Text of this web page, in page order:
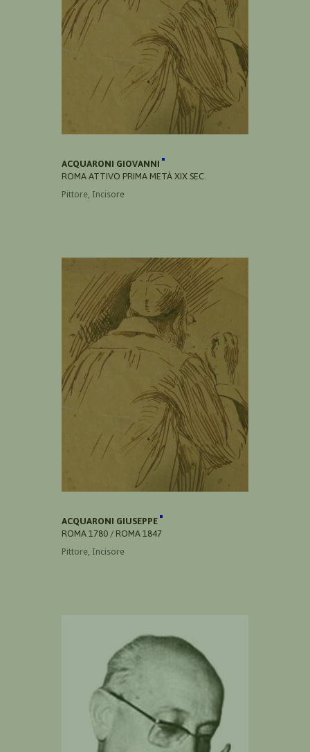
ACQUARONI GIOVANNI
ROMA ATTIVO PRIMA METÀ XIX SEC.
Pittore, Incisore
ACQUARONI GIUSEPPE
ROMA 1780 / ROMA 1847
Pittore, Incisore